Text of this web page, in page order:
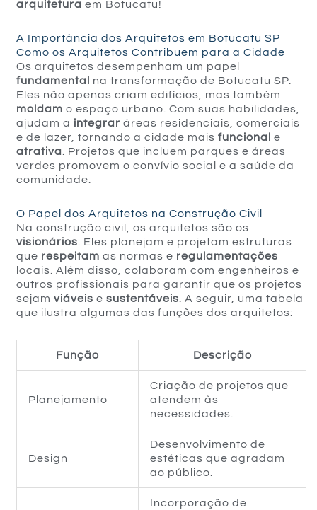
arquitetura em Botucatu!
A Importância dos Arquitetos em Botucatu SP
Como os Arquitetos Contribuem para a Cidade
Os arquitetos desempenham um papel
fundamental
na transformação de Botucatu SP.
Eles não apenas criam edifícios, mas também
moldam o espaço urbano. Com suas habilidades,
ajudam a integrar áreas residenciais, comerciais
e de lazer, tornando a cidade maisfuncional e
atrativa . Projetos que incluem parques e áreas
verdes promovem o convívio social e a saúde da
comunidade.
O Papel dos Arquitetos na Construção Civil
Na construção civil, os arquitetos são os
visionários . Eles planejam e projetam estruturas
que respeitam as normas e regulamentações
locais. Além disso, colaboram com engenheiros e
outros profissionais para garantir que os projetos
sejamviáveis esustentáveis . A seguir, uma tabela
que ilustra algumas das funções dos arquitetos:
Função Descrição
Planejamento
Criação de projetos que
atendem às
necessidades.
Design
Desenvolvimento de
estéticas que agradam
ao público.
Incorporação de